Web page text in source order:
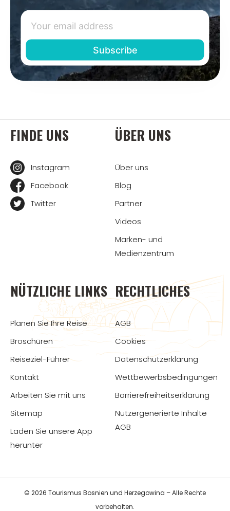
FINDE UNS
Instagram
Facebook
Twitter
ÜBER UNS
Über uns
Blog
Partner
Videos
Marken- und
Medienzentrum
NÜTZLICHE LINKS
Planen Sie Ihre Reise
Broschüren
Reiseziel-Führer
Kontakt
Arbeiten Sie mit uns
Sitemap
Laden Sie unsere App
herunter
RECHTLICHES
AGB
Cookies
Datenschutzerklärung
Wettbewerbsbedingungen
Barrierefreiheitserklärung
Nutzergenerierte Inhalte
AGB
© 2026 Tourismus Bosnien und Herzegowina – Alle Rechte
vorbehalten.